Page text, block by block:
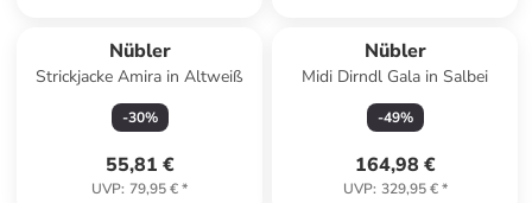
Nübler
Strickjacke Amira in Altweiß
-30%
55,81 €
UVP: 79,95 €*
Nübler
Midi Dirndl Gala in Salbei
-49%
164,98 €
UVP: 329,95 €*